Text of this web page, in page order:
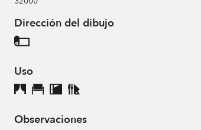
Dirección del dibujo
Uso
Observaciones